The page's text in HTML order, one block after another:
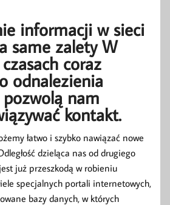
informacji w sieci
same zalety W
coraz
odnalezienia
nam
kontakt.
łatwo i szybko nawiązać nowe
dzieląca nas od drugiego
już przeszkodą w robieniu
specjalnych portali internetowych,
bazy danych, w których